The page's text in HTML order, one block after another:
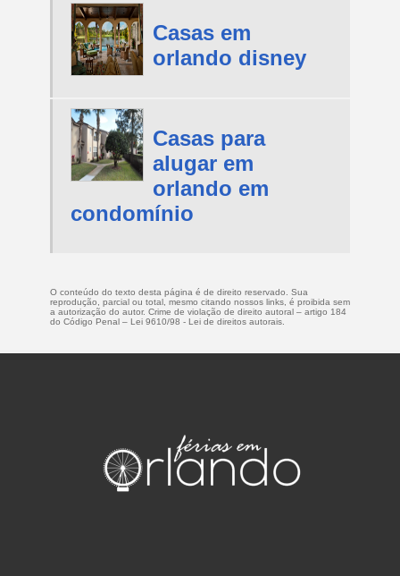
Casas em
orlando disney
Casas para
alugar em
orlando em
condomínio
O conteúdo do texto desta página é de direito reservado. Sua
reprodução, parcial ou total, mesmo citando nossos links, é proibida sem
a autorização do autor. Crime de violação de direito autoral – artigo 184
do Código Penal – Lei 9610/98 - Lei de direitos autorais